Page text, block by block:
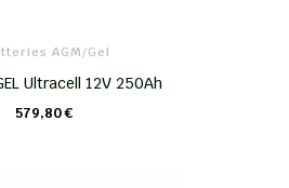
AGM/Gel
Ultracell 12V 250Ah
579,80 €
CHARIOT